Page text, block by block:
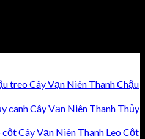
Cây Vạn Niên Thanh Chậu
Cây Vạn Niên Thanh Thủy
Cây Vạn Niên Thanh Leo Cột